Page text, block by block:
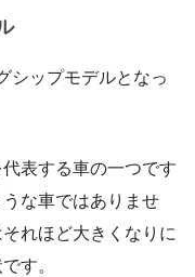
シップモデルとなっ
表する車の一つです
な車ではありませ
れほど大きくなりに
す。